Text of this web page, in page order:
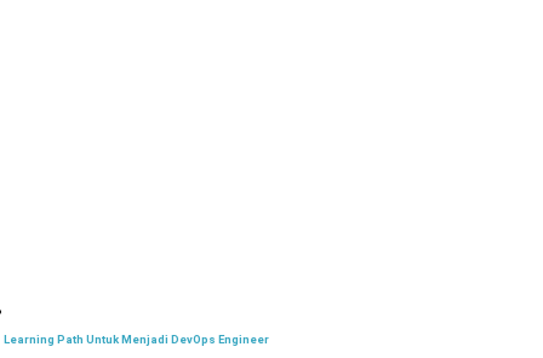
Learning Path Untuk Menjadi DevOps Engineer